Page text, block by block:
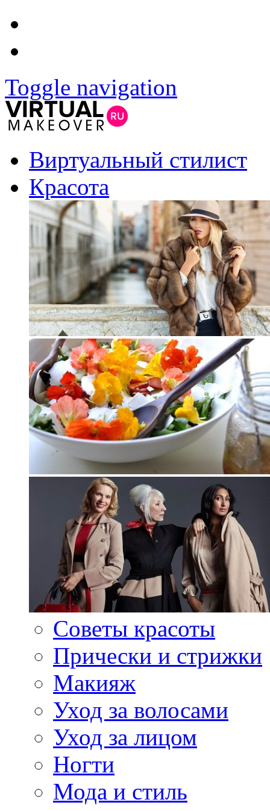
Toggle navigation
Виртуальный стилист
Красота
Советы красоты
Прически и стрижки
Макияж
Уход за волосами
Уход за лицом
Ногти
Мода и стиль